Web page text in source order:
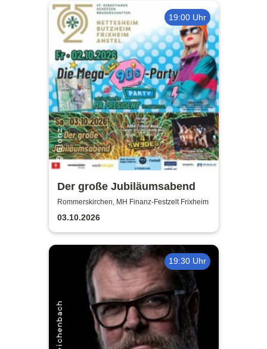
19:00 Uhr
Der große Jubiläumsabend
Rommerskirchen, MH Finanz-Festzelt Frixheim
03.10.2026
19:30 Uhr